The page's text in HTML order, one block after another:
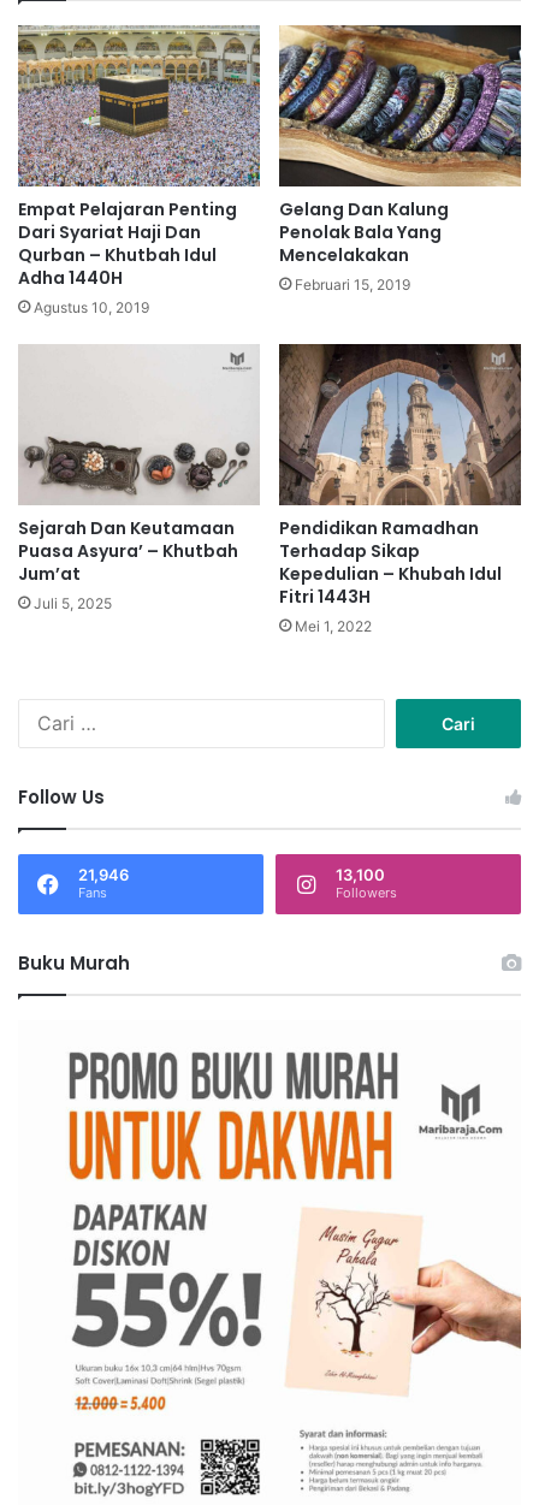
Empat Pelajaran Penting
Dari Syariat Haji Dan
Qurban – Khutbah Idul
Adha 1440H
Agustus 10, 2019
Gelang Dan Kalung
Penolak Bala Yang
Mencelakakan
Februari 15, 2019
Sejarah Dan Keutamaan
Puasa Asyura’ – Khutbah
Jum’at
Juli 5, 2025
Pendidikan Ramadhan
Terhadap Sikap
Kepedulian – Khubah Idul
Fitri 1443H
Mei 1, 2022
u
k
Follow Us
21,946
Fans
13,100
Followers
Buku Murah